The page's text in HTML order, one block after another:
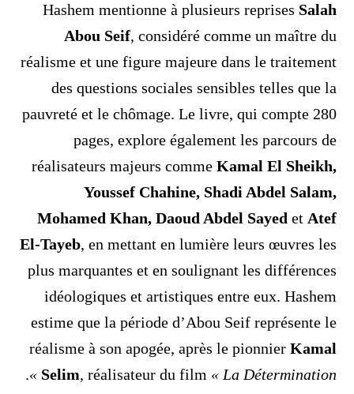
Hashem mentionne à plusieurs reprises Salah
Abou Seif, considéré comme un maître du
réalisme et une figure majeure dans le traitement
des questions sociales sensibles telles que la
pauvreté et le chômage. Le livre, qui compte 280
pages, explore également les parcours de
réalisateurs majeurs comme Kamal El Sheikh,
Youssef Chahine, Shadi Abdel Salam,
Mohamed Khan, Daoud Abdel Sayed et Atef
El-Tayeb, en mettant en lumière leurs œuvres les
plus marquantes et en soulignant les différences
idéologiques et artistiques entre eux. Hashem
estime que la période d’Abou Seif représente le
réalisme à son apogée, après le pionnier Kamal
Selim, réalisateur du film « La Détermination »
.